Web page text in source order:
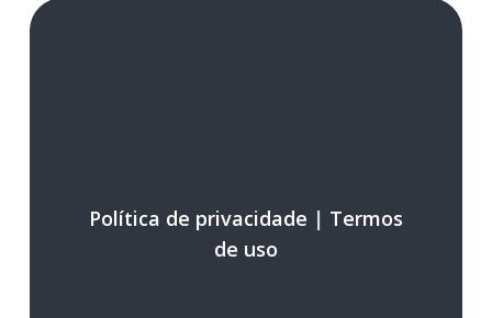
Política de privacidade | Termos
de uso